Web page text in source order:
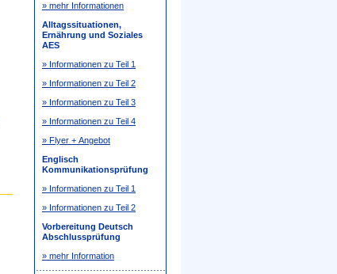
» mehr Informationen
Alltagssituationen,
Ernährung und Soziales
AES
» Informationen zu Teil 1
» Informationen zu Teil 2
» Informationen zu Teil 3
» Informationen zu Teil 4
» Flyer + Angebot
Englisch
Kommunikationsprüfung
» Informationen zu Teil 1
» Informationen zu Teil 2
Vorbereitung Deutsch
Abschlussprüfung
» mehr Information